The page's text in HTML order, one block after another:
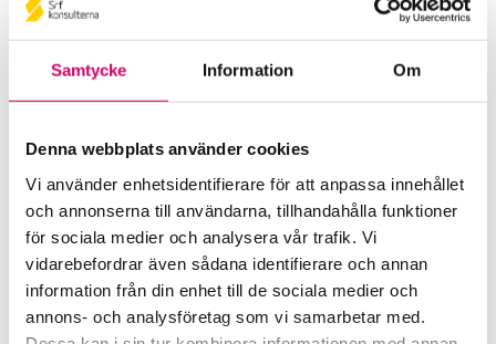
Samtycke Information Om
Denna webbplats använder cookies
Vi använder enhetsidentifierare för att anpassa innehållet
och annonserna till användarna, tillhandahålla funktioner
för sociala medier och analysera vår trafik. Vi
vidarebefordrar även sådana identifierare och annan
information från din enhet till de sociala medier och
annons- och analysföretag som vi samarbetar med.
Uno Bite Janols
Auktoriserad Redovisningskonsult
uno accounting AB
Helsingborg
Telefon